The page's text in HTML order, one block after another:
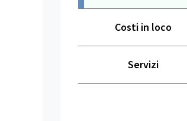
Costi in loco
Servizi